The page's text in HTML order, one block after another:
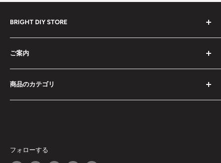
BRIGHT DIY STORE
全ての商品
セール中の商品
予約販売商品
ドライバーセット
工具セット
スマート文房具
ご案内
検索
お問い合わせ
特定商取引法に基づく表記
商品が届かない場合
商品のカテゴリ
ドライバーセット
ミニカメラ
フォローする